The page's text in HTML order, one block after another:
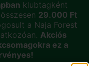
klubtagként
29.000 Ft
a Naja Forest
Akciós
ez a